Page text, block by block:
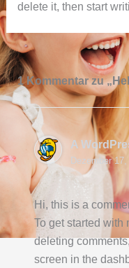
delete it, then start
1 Kommentar zu
A
Dezember
Hi, this is a
To get started with
deleting
screen in the